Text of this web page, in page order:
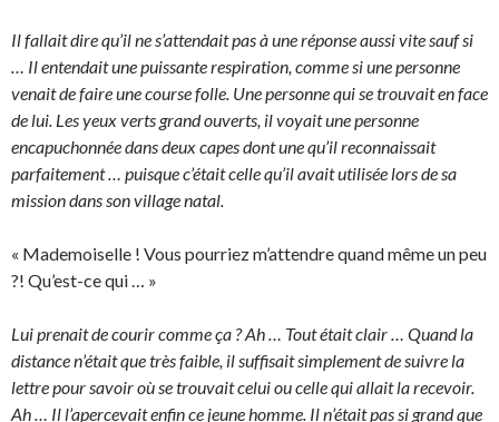
Il fallait dire qu’il ne s’attendait pas à une réponse aussi vite sauf si
… Il entendait une puissante respiration, comme si une personne
venait de faire une course folle. Une personne qui se trouvait en face
de lui. Les yeux verts grand ouverts, il voyait une personne
encapuchonnée dans deux capes dont une qu’il reconnaissait
parfaitement … puisque c’était celle qu’il avait utilisée lors de sa
mission dans son village natal.
« Mademoiselle ! Vous pourriez m’attendre quand même un peu
?! Qu’est-ce qui … »
Lui prenait de courir comme ça ? Ah … Tout était clair … Quand la
distance n’était que très faible, il suffisait simplement de suivre la
lettre pour savoir où se trouvait celui ou celle qui allait la recevoir.
Ah … Il l’apercevait enfin ce jeune homme. Il n’était pas si grand que